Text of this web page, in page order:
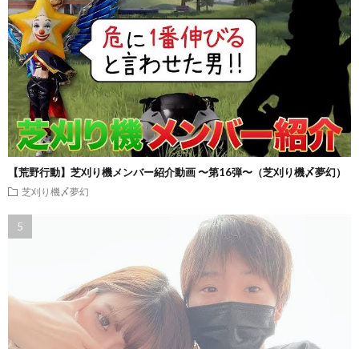
【荒野行動】芝刈り機メンバー紹介動画 〜第16弾〜（芝刈り機〆夢幻）
芝刈り機〆夢幻